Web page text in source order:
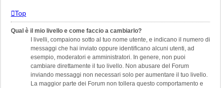
Top
Qual è il mio livello e come faccio a cambiarlo?
I livelli, compaiono sotto al tuo nome utente, e indicano il numero di
messaggi che hai inviato oppure identificano alcuni utenti, ad
esempio, moderatori e amministratori. In genere, non puoi
cambiare direttamente il tuo livello. Non abusare del Forum
inviando messaggi non necessari solo per aumentare il tuo livello.
La maggior parte dei Forum non tollera questo comportamento e